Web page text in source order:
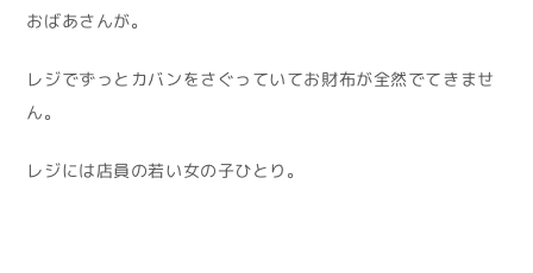
おばあさんが。
レジでずっとカバンをさぐっていてお財布が全然でてきませ
ん。
レジには店員の若い女の子ひとり。